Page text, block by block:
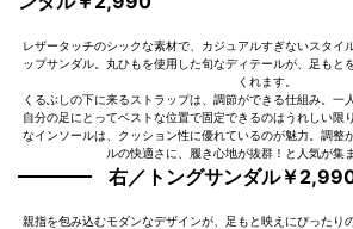
レザータッチのシックな素材で、カジュアルすぎないスタイ
ップサンダル。丸ひもを使用した旬なディテールが、足もと
くれます。
くるぶしの下に来るストラップは、調節ができる仕組み。一
自分の足にとってベストな位置で固定できるのはうれしい限
なインソールは、クッション性に優れているのが魅力。調整
ルの快適さに、履き心地が抜群！と人気が集
右／トングサンダル￥
親指を包み込むモダンなデザインが、足もと映えにぴったり